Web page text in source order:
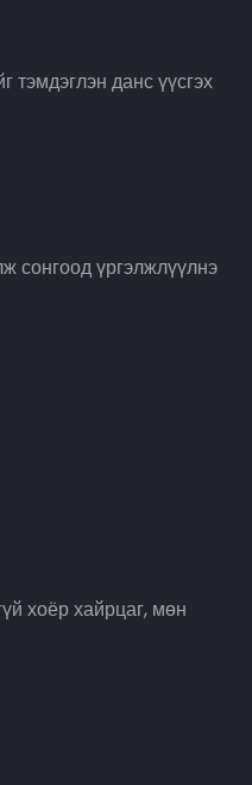
данс үүсгэх
сонгоод үргэлжлүүлнэ
хоёр хайрцаг, мөн